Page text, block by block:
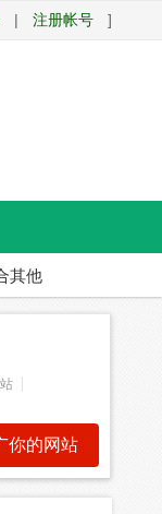
| 注册帐号 ]
其他
你的网站